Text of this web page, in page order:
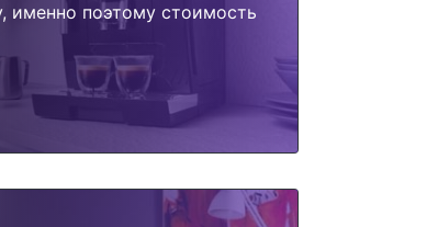
именно поэтому стоимость